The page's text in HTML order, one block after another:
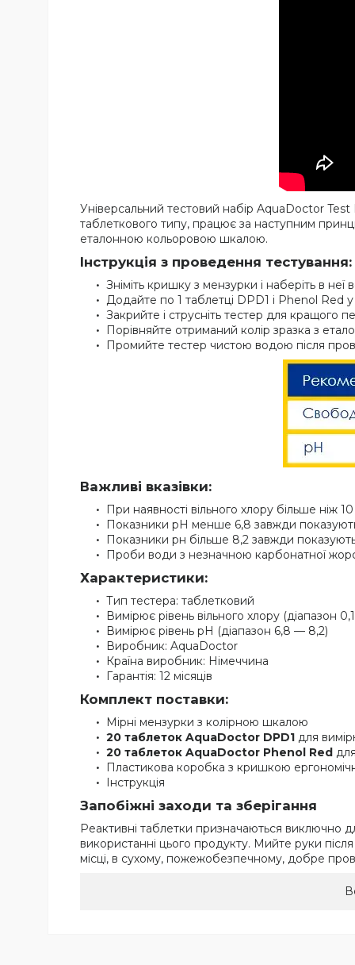
Універсальний тестовий набір AquaDoctor
таблеткового типу, працює за наступним
еталонною кольоровою шкалою.
Інструкція з проведення тестування:
Зніміть кришку з мензурки і наберіть в неї
Додайте по 1 таблетці DPD1 і Phenol Red у
Закрийте і струсніть тестер для кращого
Порівняйте отриманий колір зразка з
Промийте тестер чистою водою після
Важливі вказівки:
При наявності вільного хлору більше ніж
Показники pH менше 6,8 завжди
Показники рн більше 8,2 завжди
Проби води з незначною карбонатної
Характеристики:
Тип тестера: таблетковий
Вимірює рівень вільного хлору (діапазон
Вимірює рівень pH (діапазон 6,8 — 8,2)
Виробник: AquaDoctor
Країна виробник: Німеччина
Гарантія: 12 місяців
Комплект поставки:
Мірні мензурки з колірною шкалою
20 таблеток AquaDoctor DPD1 для
20 таблеток AquaDoctor Phenol Red
Пластикова коробка з кришкою
Інструкція
Запобіжні заходи та зберігання
Реактивні таблетки призначаються виключно
використанні цього продукту. Мийте руки
місці, в сухому, пожежобезпечному, добре